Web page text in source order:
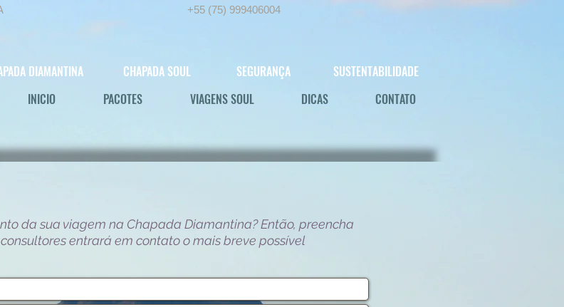
+55 (75) 999406004
DIAMANTINA CHAPADA SOUL SEGURANÇA
SUSTENTABILIDADE
INICIO
PACOTES VIAGENS SOUL DICAS CONTATO
da sua viagem na Chapada Diamantina? Então, preencha
entrará em contato o mais breve possível